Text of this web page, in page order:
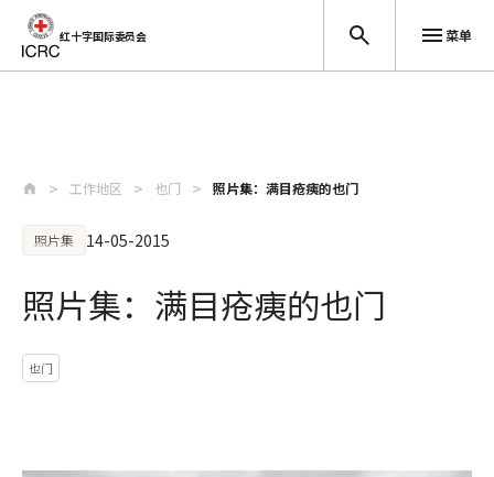
红十字国际委员会 菜单
工作地区 也门 照片集：满目疮痍的也门
照片集 14-05-2015
照片集：满目疮痍的也门
也门